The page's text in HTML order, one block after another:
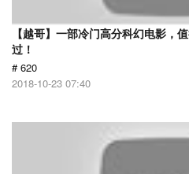
【越哥】一部冷门高分科幻电影，
过！
# 620
2018-10-23 07:40